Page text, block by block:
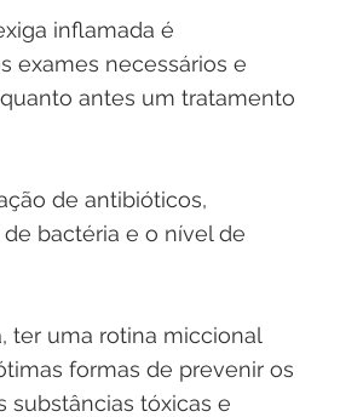
inflamada é
exames necessários e
antes um tratamento
de antibióticos,
bactéria e o nível de
ter uma rotina miccional
formas de prevenir os
substâncias tóxicas e